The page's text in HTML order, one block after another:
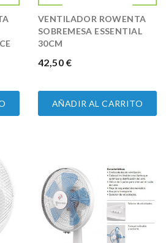
VENTILADOR ROWENTA
SOBREMESA ESSENTIAL
30CM
PRECIO
42,50 €
AÑADIR AL CARRITO